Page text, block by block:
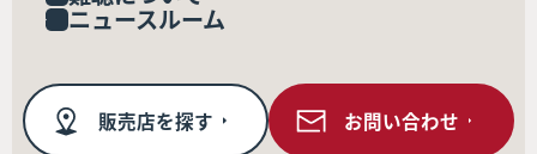
ニュースルーム
販売店を探す お問い合わせ